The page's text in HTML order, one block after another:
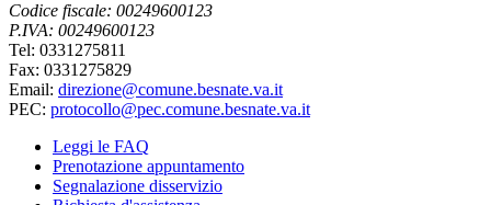
Codice fiscale: 00249600123
P.IVA: 00249600123
Tel: 0331275811
Fax: 0331275829
Email: direzione@comune.besnate.va.it
PEC: protocollo@pec.comune.besnate.va.it
Leggi le FAQ
Prenotazione appuntamento
Segnalazione disservizio